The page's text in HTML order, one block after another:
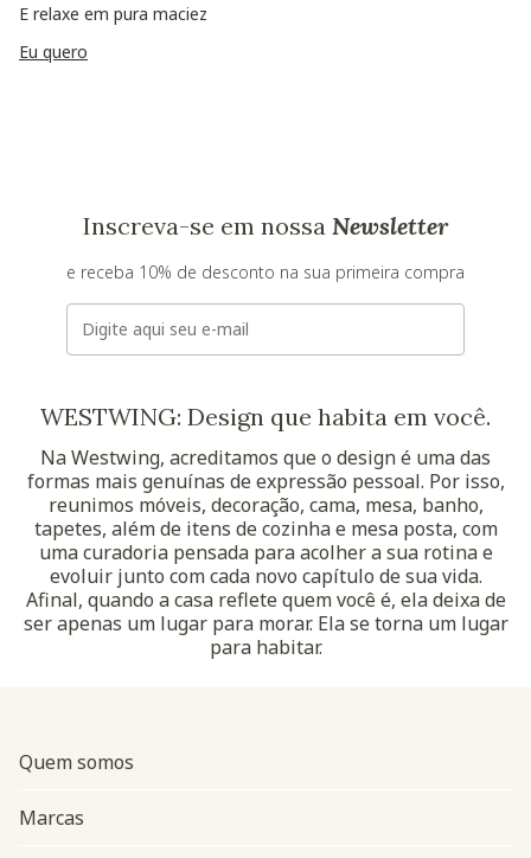
E relaxe em pura maciez
Eu quero
Inscreva-se em nossa Newsletter
e receba 10% de desconto na sua primeira compra
E-mail
WESTWING: Design que habita em você.
Na Westwing, acreditamos que o design é uma das
formas mais genuínas de expressão pessoal. Por isso,
reunimos móveis, decoração, cama, mesa, banho,
tapetes, além de itens de cozinha e mesa posta, com
uma curadoria pensada para acolher a sua rotina e
evoluir junto com cada novo capítulo de sua vida.
Afinal, quando a casa reflete quem você é, ela deixa de
ser apenas um lugar para morar. Ela se torna um lugar
para habitar.
Quem somos
Marcas